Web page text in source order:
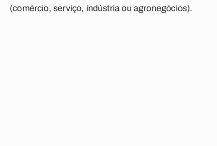
(comércio, serviço, indústria ou agronegócios).